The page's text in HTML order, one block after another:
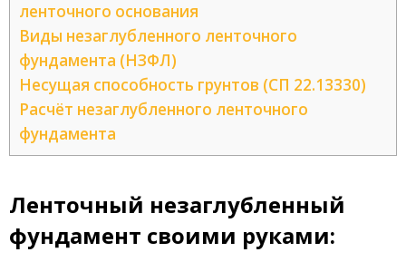
ленточного основания
Виды незаглубленного ленточного
фундамента (НЗФЛ)
Несущая способность грунтов (СП 22.13330)
Расчёт незаглубленного ленточного
фундамента
Ленточный незаглубленный
фундамент своими руками: